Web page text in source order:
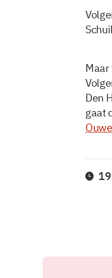
Maar
Den
gaat